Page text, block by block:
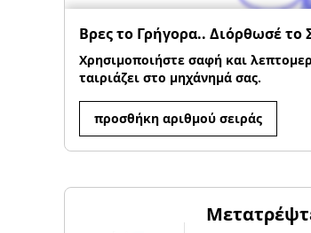
Βρες το Γρήγορα.. Διόρθωσέ το
Χρησιμοποιήστε σαφή και
ταιριάζει στο μηχάνημά σας.
προσθήκη αριθμού σειράς